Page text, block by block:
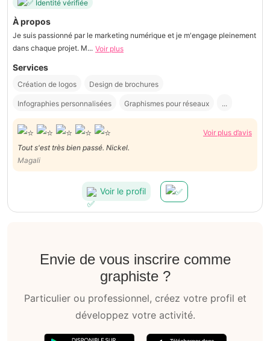
Identité vérifiée
À propos
Je suis passionné par le marketing numérique et je m'engage pleinement
dans chaque projet. M... Voir plus
Services
Création de logos Design de brochures
Infographies personnalisées Graphismes pour réseaux ...
Voir plus d’avis
Tout s'est très bien passé. Nickel.
Magali
Voir le profil
Envie de vous inscrire comme
graphiste ?
Particulier ou professionnel, créez votre profil et
développez votre activité.